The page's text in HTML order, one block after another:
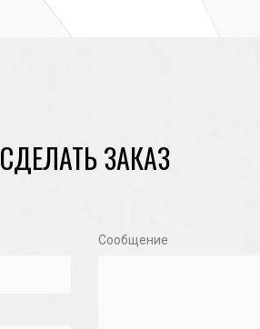
СДЕЛАТЬ ЗАКАЗ
Сообщение